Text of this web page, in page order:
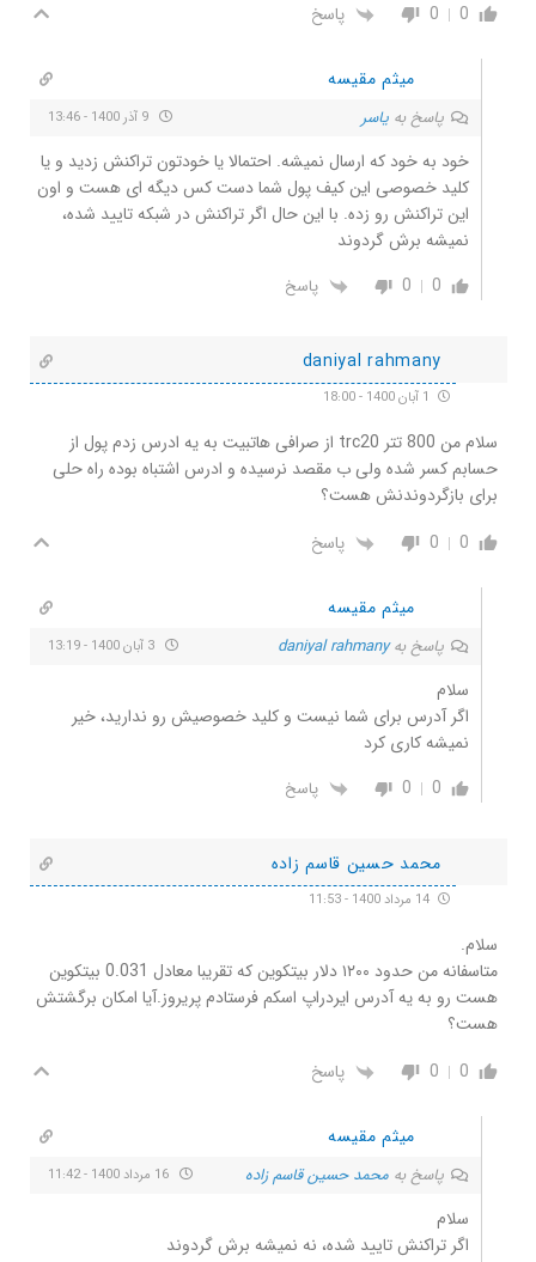
0
0 پاسخ
میثم مقیسه
پاسخ به یاسر
خود به خود که ارسال نمیشه. احتمالا یا خودتون تراکنش زدید و یا
کلید خصوصی این کیف پول شما دست کس دیگه ای هست و اون
این تراکنش رو زده. با این حال اگر تراکنش در شبکه تایید شده،
نمیشه برش گردوند
0
0 پاسخ
daniyal rahmany
سلام من 800 تتر trc20 از صرافی هاتبیت به یه ادرس زدم پول از
حسابم کسر شده ولی ب مقصد نرسیده و ادرس اشتباه بوده راه حلی
برای بازگردوندنش هست؟
0
0 پاسخ
میثم مقیسه
پاسخ بهdaniyal rahmany
سلام
اگر آدرس برای شما نیست و کلید خصوصیش رو ندارید، خیر
نمیشه کاری کرد
0
0 پاسخ
محمد حسین قاسم زاده
سلام.
متاسفانه من حدود ۱۲۰۰ دلار بیتکوین که تقریبا معادل 0.031 بیتکوین
هست رو به یه آدرس ایردراپ اسکم فرستادم پریروز.آیا امکان برگشتش
هست؟
0
0 پاسخ
میثم مقیسه
پاسخ به محمد حسین قاسم زاده
سلام
اگر تراکنش تایید شده، نه نمیشه برش گردوند